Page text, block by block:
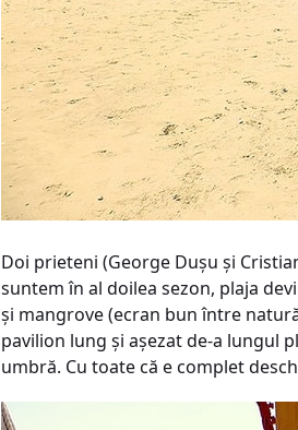
Doi prieteni (George Duşu şi
suntem în al doilea sezon, plaja
şi mangrove (ecran bun între
pavilion lung şi aşezat de-a lungul
umbră. Cu toate că e complet